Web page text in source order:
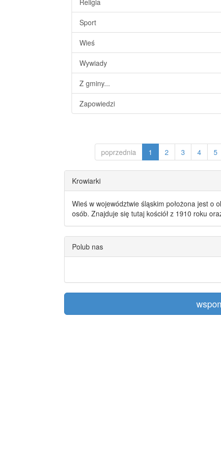
Religia
Sport
Wieś
Wywiady
Z gminy...
Zapowiedzi
poprzednia 1 2 3 4 5
Krowiarki
Wieś w województwie śląskim położona jest o
osób. Znajduje się tutaj kościół z 1910 roku
Polub nas